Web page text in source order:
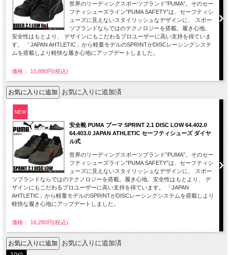
世界のリーディングスポーツブランド”PUMA”。そのセー
フティシューズライン”PUMA SAFETY”は、セーフティシ
ューズに見えないスタイリッシュなデザインに、 スポー
ツブランドならではのテクノロジーを搭載。履き心地、
安全性はもとより、 デザインにもこだわるプロユーザーに高い支持を得ていま
す。 「JAPAN AHTLETIC」から軽量モデルのSPRINTがDISCレーシングシステ
ムを搭載しより軽快な履き心地にアップデートしました。
価格： 11,880円(税込)
お気に入りに追加済
NEW
安全靴 PUMA プーマ SPRINT 2.1 DISC LOW 64.402.0
64.403.0 JAPAN ATHLETIC セーフティシューズ ダイヤ
ル式
世界のリーディングスポーツブランド”PUMA”。そのセー
フティシューズライン”PUMA SAFETY”は、セーフティシ
ューズに見えないスタイリッシュなデザインに、 スポー
ツブランドならではのテクノロジーを搭載。履き心地、安全性はもとより、 デ
ザインにもこだわるプロユーザーに高い支持を得ています。 「JAPAN
AHTLETIC」から軽量モデルのSPRINTがDISCレーシングシステムを搭載しより
軽快な履き心地にアップデートしました。
価格： 16,280円(税込)
お気に入りに追加済